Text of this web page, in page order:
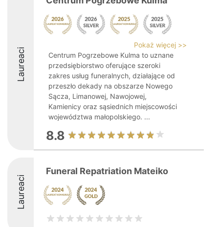
Laureaci
Pokaż więcej >>
Centrum Pogrzebowe Kulma to uznane
przedsiębiorstwo oferujące szeroki
zakres usług funeralnych, działające od
przeszło dekady na obszarze Nowego
Sącza, Limanowej, Nawojowej,
Kamienicy oraz sąsiednich miejscowości
województwa małopolskiego. ...
8.8
Laureaci
Funeral Repatriation Mateiko